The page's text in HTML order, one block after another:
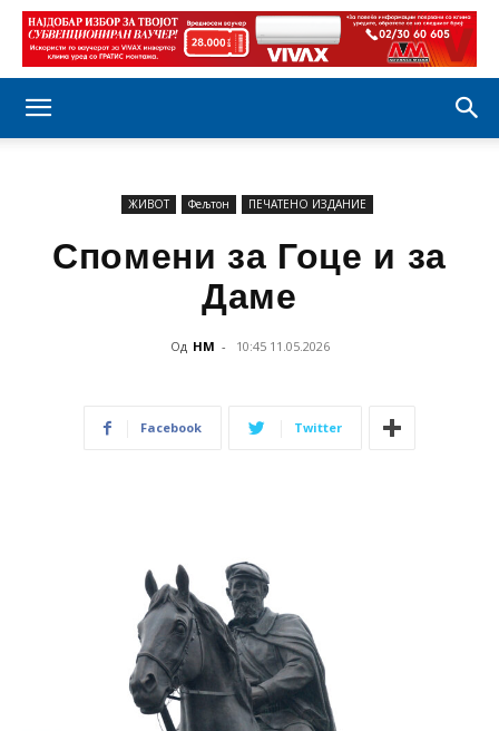
ЖИВОТ Фељтон ПЕЧАТЕНО ИЗДАНИЕ
Спомени за Гоце и за
Даме
Од НМ - 10:45 11.05.2026
Facebook Twitter